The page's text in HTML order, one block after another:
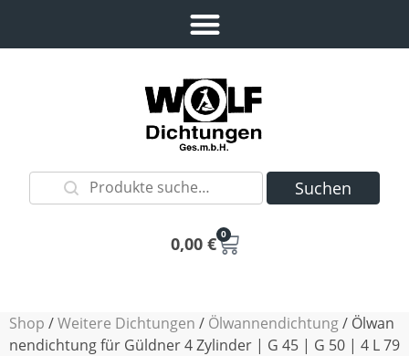
Suchen
0,00 € 0
Shop /Weitere Dichtungen / Ölwannendichtung/ Ölwan
nendichtung für Güldner 4 Zylinder | G 45 | G 50 | 4 L 79